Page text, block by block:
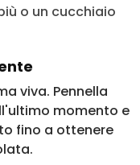
o un cucchiaio
viva. Pennella
momento e
fino a ottenere